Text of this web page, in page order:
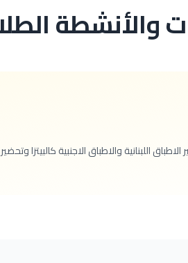
والأنشطة
اللبنانية والاطباق الاجنبية كالبيتزا